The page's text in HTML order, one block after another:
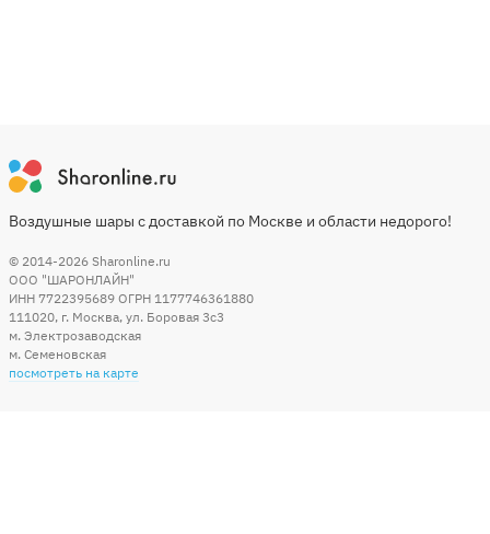
Воздушные шары с доставкой по Москве и области недорого!
© 2014-2026 Sharonline.ru
ООО "ШАРОНЛАЙН"
ИНН 7722395689 ОГРН 1177746361880
111020, г. Москва, ул. Боровая 3c3
м. Электрозаводская
м. Семеновская
посмотреть на карте